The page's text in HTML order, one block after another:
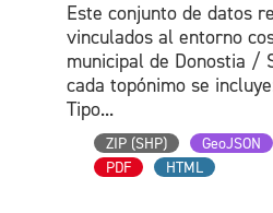
Este conjunto de datos
vinculados al entorno
municipal de Donostia /
cada topónimo se
Tipo...
ZIP (SHP) GeoJSON
PDF
HTML